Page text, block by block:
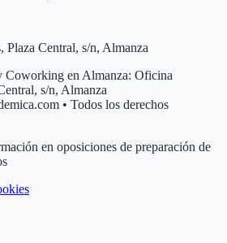
Central, s/n, Almanza
Coworking en Almanza: Oficina
s/n, Almanza
• Todos los derechos
en oposiciones de preparación de